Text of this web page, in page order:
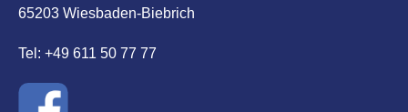
65203 Wiesbaden-Biebrich
Tel: +49 611 50 77 77